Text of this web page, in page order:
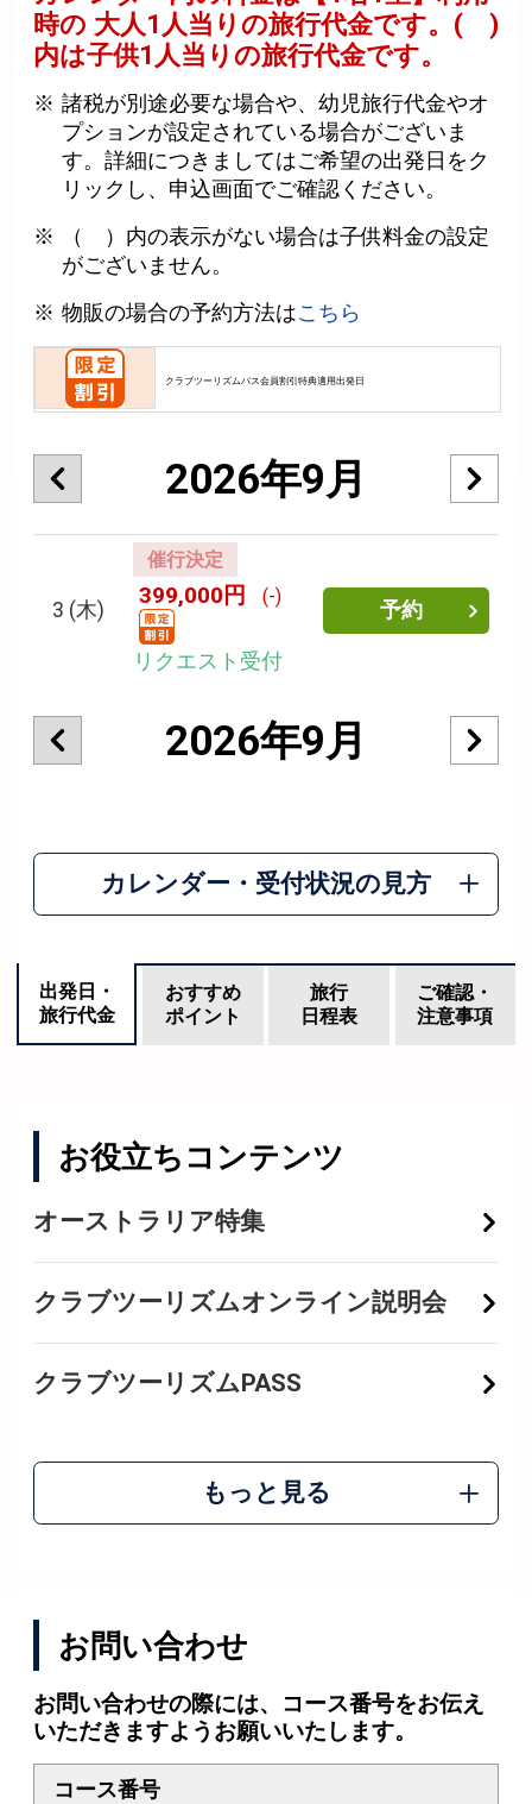
時の 大人1人当りの旅行代金です。 ( )
内は子供1人当りの旅行代金です。
諸税が別途必要な場合や、幼児旅行代金やオ
プションが設定されている場合がございま
す。詳細につきましてはご希望の出発日をク
リックし、申込画面でご確認ください。
（ ）内の表示がない場合は子供料金の設定
がございません。
物販の場合の予約方法はこちら
クラブツーリズムパス会員割引特典適用出発日
2026年9月
3 (木)
催行決定
399,000円 (-)
リクエスト受付
予約
2026年9月
カレンダー・受付状況の見方
出発日・
旅行代金
おすすめ
ポイント
旅行
日程表
ご確認・
注意事項
お役立ちコンテンツ
オーストラリア特集
クラブツーリズムオンライン説明会
クラブツーリズムPASS
もっと見る
お問い合わせ
お問い合わせの際には、コース番号をお伝え
いただきますようお願いいたします。
コース番号